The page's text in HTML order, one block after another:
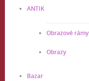
ANTIK
Obrazové rámy
Obrazy
Bazar